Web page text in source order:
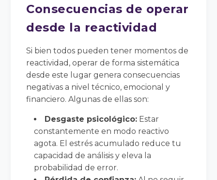
Consecuencias de operar
desde la reactividad
Si bien todos pueden tener momentos de
reactividad, operar de forma sistemática
desde este lugar genera consecuencias
negativas a nivel técnico, emocional y
financiero. Algunas de ellas son:
Desgaste psicológico: Estar
constantemente en modo reactivo
agota. El estrés acumulado reduce tu
capacidad de análisis y eleva la
probabilidad de error.